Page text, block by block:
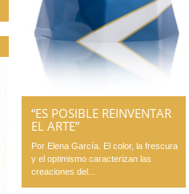
“ES POSIBLE REINVENTAR
EL ARTE”
Por Elena García. El color, la frescura
y el optimismo caracterizan las
creaciones del...